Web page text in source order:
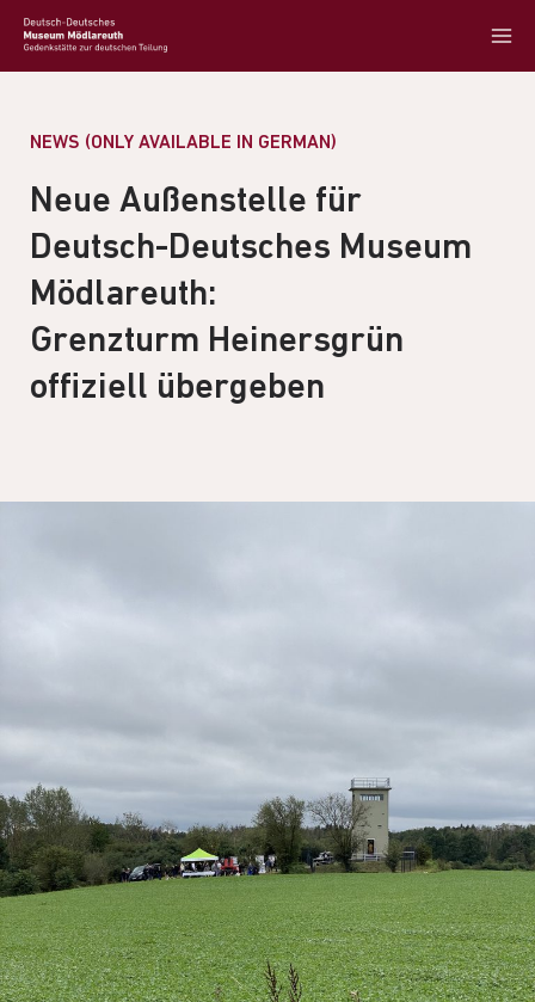
NEWS (ONLY AVAILABLE IN GERMAN)
Neue Außenstelle für
Deutsch-Deutsches Museum
Mödlareuth:
Grenzturm Heinersgrün
offiziell übergeben